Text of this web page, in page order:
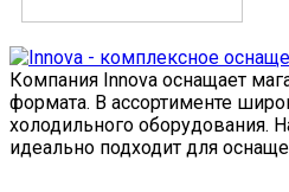
Компания Innova оснащает
формата. В ассортименте
холодильного оборудования.
идеально подходит для